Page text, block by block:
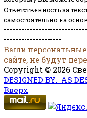
Ответственность за
самостоятельно на
--------------------
Ваши
сайте, не будут
Copyright © 2026
DESIGNED BY: AS
Вверх